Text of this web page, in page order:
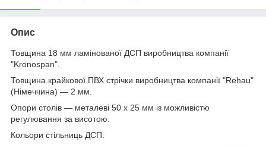
Опис
Товщина 18 мм ламінованої ДСП виробництва компанії
"Kronospan".
Товщина крайкової ПВХ стрічки виробництва компанії "Rehau"
(Німеччина) — 2 мм.
Опори столів — металеві 50 х 25 мм із можливістю
регулювання за висотою.
Кольори стільниць ДСП: